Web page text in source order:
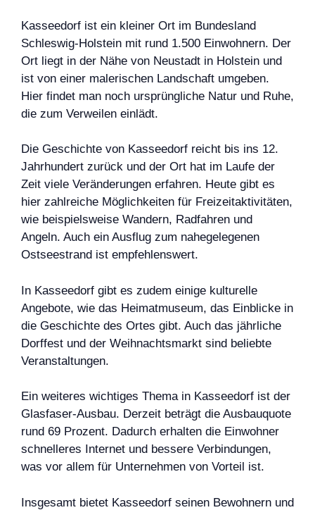
Kasseedorf ist ein kleiner Ort im Bundesland
Schleswig-Holstein mit rund 1.500 Einwohnern. Der
Ort liegt in der Nähe von Neustadt in Holstein und
ist von einer malerischen Landschaft umgeben.
Hier findet man noch ursprüngliche Natur und Ruhe,
die zum Verweilen einlädt.
Die Geschichte von Kasseedorf reicht bis ins 12.
Jahrhundert zurück und der Ort hat im Laufe der
Zeit viele Veränderungen erfahren. Heute gibt es
hier zahlreiche Möglichkeiten für Freizeitaktivitäten,
wie beispielsweise Wandern, Radfahren und
Angeln. Auch ein Ausflug zum nahegelegenen
Ostseestrand ist empfehlenswert.
In Kasseedorf gibt es zudem einige kulturelle
Angebote, wie das Heimatmuseum, das Einblicke in
die Geschichte des Ortes gibt. Auch das jährliche
Dorffest und der Weihnachtsmarkt sind beliebte
Veranstaltungen.
Ein weiteres wichtiges Thema in Kasseedorf ist der
Glasfaser-Ausbau. Derzeit beträgt die Ausbauquote
rund 69 Prozent. Dadurch erhalten die Einwohner
schnelleres Internet und bessere Verbindungen,
was vor allem für Unternehmen von Vorteil ist.
Insgesamt bietet Kasseedorf seinen Bewohnern und